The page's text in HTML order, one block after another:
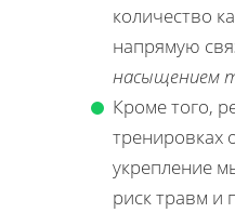
количество
напрямую
насыщением
Кроме того,
тренировках
укрепление
риск травм